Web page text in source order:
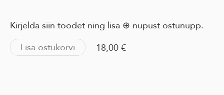
Kirjelda siin toodet ning lisa ⊕ nupust ostunupp.
Lisa ostukorvi
18,00 €